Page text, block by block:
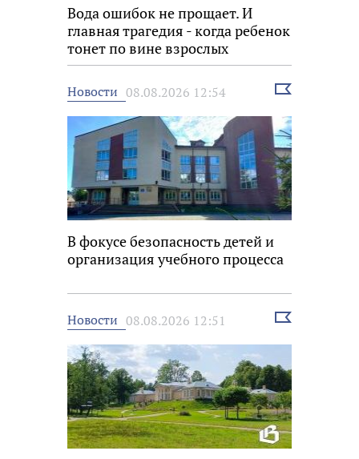
Вода ошибок не прощает. И
главная трагедия - когда ребенок
тонет по вине взрослых
Новости 08.08.2026 12:54
Выбрать
В фокусе безопасность детей и
организация учебного процесса
Новости 08.08.2026 12:51
Выбрать